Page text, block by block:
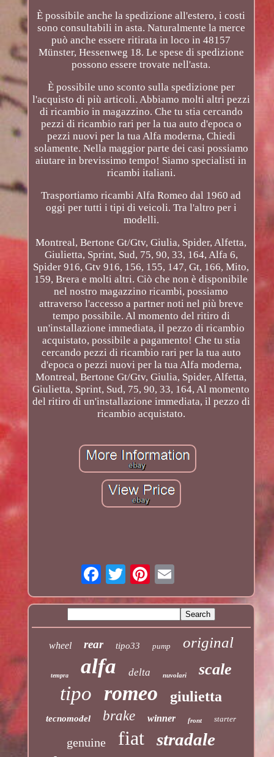
È possibile anche la spedizione all'estero, i costi
sono consultabili in asta. Naturalmente la merce
può anche essere ritirata in loco in 48157
Münster, Hessenweg 18. Le spese di spedizione
possono essere trovate nell'asta.
È possibile uno sconto sulla spedizione per
l'acquisto di più articoli. Abbiamo molti altri pezzi
di ricambio in magazzino. Che tu stia cercando
pezzi di ricambio rari per la tua auto d'epoca o
pezzi nuovi per la tua Alfa moderna, Chiedi
solamente. Nella maggior parte dei casi possiamo
aiutare in brevissimo tempo! Siamo specialisti in
ricambi italiani.
Trasportiamo ricambi Alfa Romeo dal 1960 ad
oggi per tutti i tipi di veicoli. Tra l'altro per i
modelli.
Montreal, Bertone Gt/Gtv, Giulia, Spider, Alfetta,
Giulietta, Sprint, Sud, 75, 90, 33, 164, Alfa 6,
Spider 916, Gtv 916, 156, 155, 147, Gt, 166, Mito,
159, Brera e molti altri. Ciò che non è disponibile
nel nostro magazzino ricambi, possiamo
attraverso l'accesso a partner noti nel più breve
tempo possibile. Al momento del ritiro di
un'installazione immediata, il pezzo di ricambio
acquistato, possibile a pagamento! Che tu stia
cercando pezzi di ricambio rari per la tua auto
d'epoca o pezzi nuovi per la tua Alfa moderna,
Montreal, Bertone Gt/Gtv, Giulia, Spider, Alfetta,
Giulietta, Sprint, Sud, 75, 90, 33, 164, Al momento
del ritiro di un'installazione immediata, il pezzo di
ricambio acquistato.
wheel rear tipo33 pump original
tempra alfa delta nuvolari scale
tipo romeo giulietta
tecnomodel brake winner front starter
genuine fiat stradale